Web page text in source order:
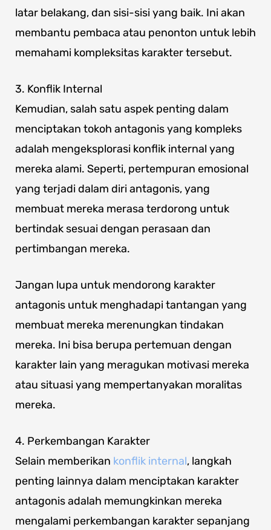
latar belakang, dan sisi-sisi yang baik. Ini akan
membantu pembaca atau penonton untuk lebih
memahami kompleksitas karakter tersebut.
3. Konflik Internal
Kemudian, salah satu aspek penting dalam
menciptakan tokoh antagonis yang kompleks
adalah mengeksplorasi konflik internal yang
mereka alami. Seperti, pertempuran emosional
yang terjadi dalam diri antagonis, yang
membuat mereka merasa terdorong untuk
bertindak sesuai dengan perasaan dan
pertimbangan mereka.
Jangan lupa untuk mendorong karakter
antagonis untuk menghadapi tantangan yang
membuat mereka merenungkan tindakan
mereka. Ini bisa berupa pertemuan dengan
karakter lain yang meragukan motivasi mereka
atau situasi yang mempertanyakan moralitas
mereka.
4. Perkembangan Karakter
Selain memberikan konflik internal, langkah
penting lainnya dalam menciptakan karakter
antagonis adalah memungkinkan mereka
mengalami perkembangan karakter sepanjang